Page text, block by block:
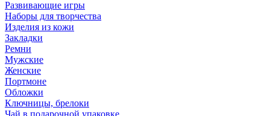
Развивающие игры
Наборы для творчества
Изделия из кожи
Закладки
Ремни
Мужские
Женские
Портмоне
Обложки
Ключницы, брелоки
Чай в подарочной упаковке